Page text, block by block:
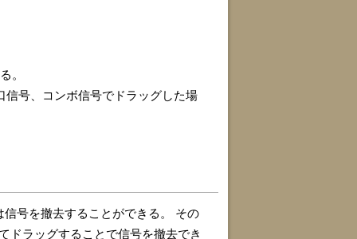
。
号、コンボ信号でドラッグした場
号を撤去することができる。 その
ドラッグすることで信号を撤去でき